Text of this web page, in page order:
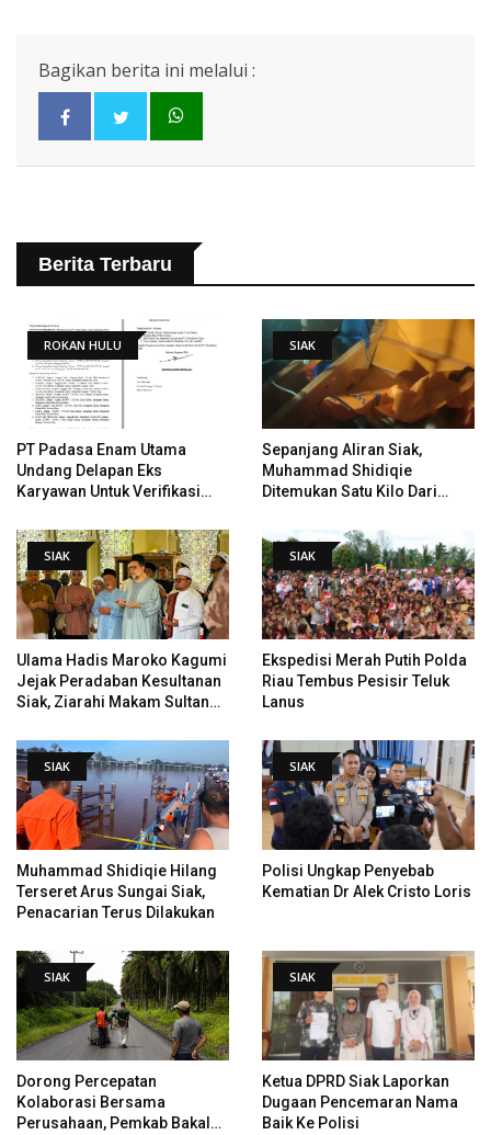
Bagikan berita ini melalui :
Berita Terbaru
ROKAN HULU
PT Padasa Enam Utama
Undang Delapan Eks
Karyawan Untuk Verifikasi
PHI
SIAK
Sepanjang Aliran Siak,
Muhammad Shidiqie
Ditemukan Satu Kilo Dari
SIAK
Ulama Hadis Maroko Kagumi
Jejak Peradaban Kesultanan
Siak, Ziarahi Makam Sultan
SIAK
Ekspedisi Merah Putih Polda
Riau Tembus Pesisir Teluk
Lanus
SIAK
Muhammad Shidiqie Hilang
Terseret Arus Sungai Siak,
Penacarian Terus Dilakukan
SIAK
Polisi Ungkap Penyebab
Kematian Dr Alek Cristo Loris
SIAK
Dorong Percepatan
Kolaborasi Bersama
Perusahaan, Pemkab Bakal
SIAK
Ketua DPRD Siak Laporkan
Dugaan Pencemaran Nama
Baik Ke Polisi